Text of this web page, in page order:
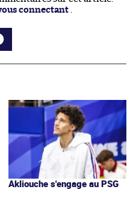
connectant
Akliouche s'engage au PSG